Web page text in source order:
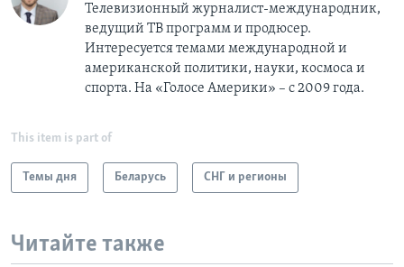
Телевизионный журналист-международник,
ведущий ТВ программ и продюсер.
Интересуется темами международной и
американской политики, науки, космоса и
спорта. На «Голосе Америки» – с 2009 года.
This item is part of
Темы дня Беларусь СНГ и регионы
Читайте также